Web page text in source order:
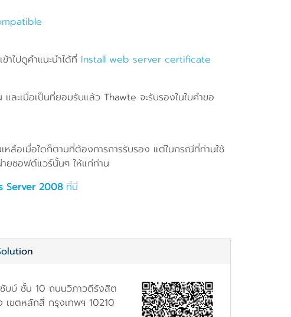
ไปดูคำแนะนำได้ที่ Install web server certificate
ะเมื่อเป็นที่ยอมรับแล้ว Thawte จะรับรองในใบคำขอ
หลือเมื่อใดก็ตามที่ต้องการการรับรอง แต่ในกรณีที่ท่านใช้
ยซอฟต์แวร์นั้นๆ ให้แก่ท่าน
Server 2008 ที่นี่
บบ์ ชั้น 10 ถนนวิภาวดีรังสิต
ขตหลักสี่ กรุงเทพฯ 10210